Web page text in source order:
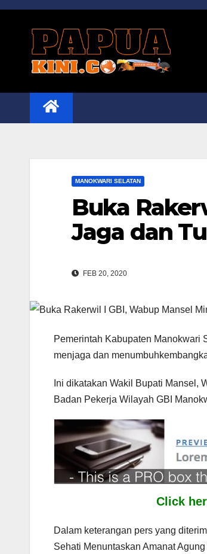
Skip
MANOKWARI SELATAN
Buka
Jaga dan
FEB 20, 2020
Pemerintah Kabupaten Manokwari
menjaga dan
Ini dikatakan Wakil Bupati Mansel,
Badan Pekerja Wilayah GBI
Click
Dalam keterangan pers yang
Sehati Menuntaskan Amanat